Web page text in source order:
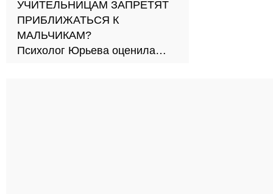
УЧИТЕЛЬНИЦАМ ЗАПРЕТЯТ
ПРИБЛИЖАТЬСЯ К
МАЛЬЧИКАМ?
Психолог Юрьева оценила